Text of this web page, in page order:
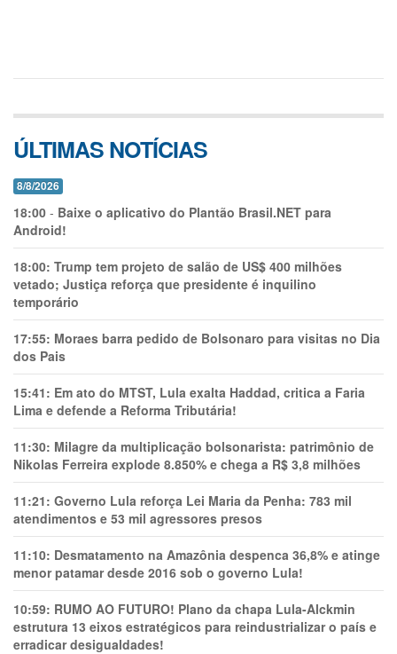
ÚLTIMAS NOTÍCIAS
8/8/2026
18:00 - Baixe o aplicativo do Plantão Brasil.NET para
Android!
18:00: Trump tem projeto de salão de US$ 400 milhões
vetado; Justiça reforça que presidente é inquilino
temporário
17:55: Moraes barra pedido de Bolsonaro para visitas no Dia
dos Pais
15:41: Em ato do MTST, Lula exalta Haddad, critica a Faria
Lima e defende a Reforma Tributária!
11:30: Milagre da multiplicação bolsonarista: patrimônio de
Nikolas Ferreira explode 8.850% e chega a R$ 3,8 milhões
11:21: Governo Lula reforça Lei Maria da Penha: 783 mil
atendimentos e 53 mil agressores presos
11:10: Desmatamento na Amazônia despenca 36,8% e atinge
menor patamar desde 2016 sob o governo Lula!
10:59: RUMO AO FUTURO! Plano da chapa Lula-Alckmin
estrutura 13 eixos estratégicos para reindustrializar o país e
erradicar desigualdades!